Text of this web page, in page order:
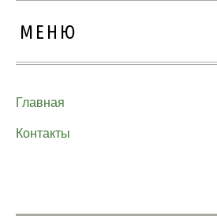
МЕНЮ
Главная
Контакты